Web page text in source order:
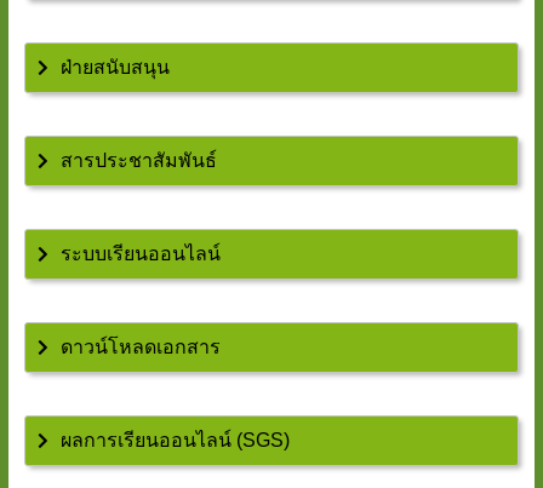
ฝ่ายสนับสนุน
สารประชาสัมพันธ์
ระบบเรียนออนไลน์
ดาวน์โหลดเอกสาร
ผลการเรียนออนไลน์ (SGS)